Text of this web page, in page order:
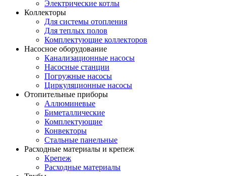
Электрические котлы
Коллекторы
Для системы отопления
Для теплых полов
Комплектующие коллекторов
Насосное оборудование
Канализационные насосы
Насосные станции
Погружные насосы
Циркуляционные насосы
Отопительные приборы
Аллюминевые
Биметаллические
Комплектующие
Конвекторы
Стальные панельные
Расходные материалы и крепеж
Крепеж
Расходные материалы